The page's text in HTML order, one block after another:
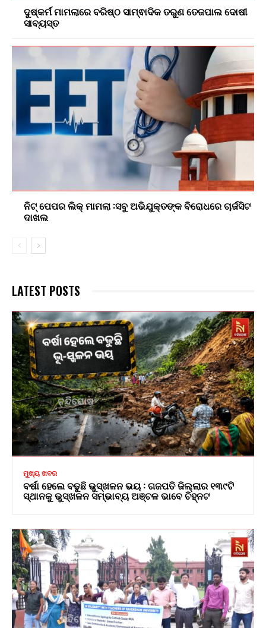
ଦୁଷ୍କର୍ମ ମାମଲାରେ ବରିଷ୍ଠ ସାମ୍ଵାଦିକ ତରୁଣ ତେଜପାଲ ଦୋଷୀ
ସାବ୍ୟସ୍ତ
ନିଟ୍ ପେପର ଲିକ୍ ମାମଲା :ସବୁ ଅଭିଯୁକ୍ତଙ୍କ ବିରୋଧରେ ଚାର୍ଜସିଟ
ଦାଖଲ
LATEST POSTS
ମୁଖ୍ୟ ଖବର
ବର୍ଷା ହେଲେ ବଢୁଛି ଭୁସ୍ଖଳନ ଭୟ : ଗଜପତି ଜିଲ୍ଲାର ୧୩୯ଟି
ସ୍ଥାନକୁ ଭୁସ୍ଖଳନ ସମ୍ଭାବ୍ୟ ଅଞ୍ଚଳ ଭାବେ ଚିହ୍ନଟ